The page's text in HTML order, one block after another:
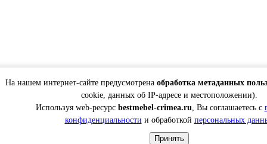
На нашем интернет-сайте предусмотрена обработка метаданных
cookie, данных об IP-адресе и местоположении).
Используя web-ресурс bestmebel-crimea.ru, Вы соглашаетесь с
конфиденциальности и обработкой персональных
Принять